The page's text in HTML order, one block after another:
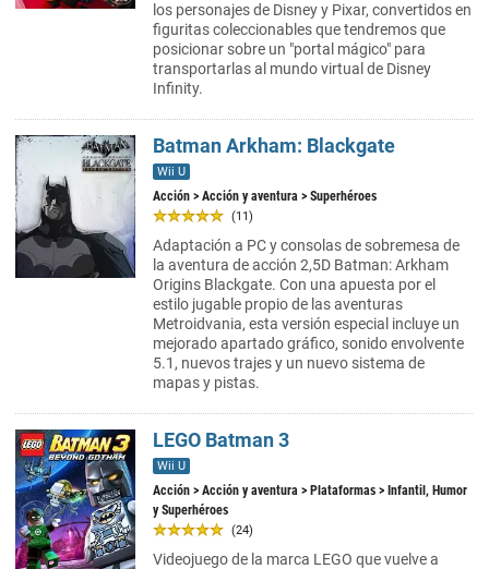
los personajes de Disney y Pixar, convertidos en
figuritas coleccionables que tendremos que
posicionar sobre un "portal mágico" para
transportarlas al mundo virtual de Disney
Infinity.
Batman Arkham: Blackgate
Wii U
Acción > Acción y aventura > Superhéroes
(11)
Adaptación a PC y consolas de sobremesa de
la aventura de acción 2,5D Batman: Arkham
Origins Blackgate. Con una apuesta por el
estilo jugable propio de las aventuras
Metroidvania, esta versión especial incluye un
mejorado apartado gráfico, sonido envolvente
5.1, nuevos trajes y un nuevo sistema de
mapas y pistas.
LEGO Batman 3
Wii U
Acción > Acción y aventura > Plataformas > Infantil, Humor
y Superhéroes
(24)
Videojuego de la marca LEGO que vuelve a